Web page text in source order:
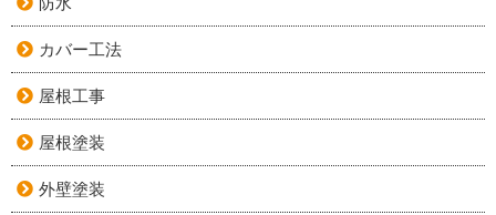
カバー工法
屋根工事
屋根塗装
外壁塗装